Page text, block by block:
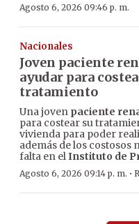
Agosto 6, 2026 09:46 p. m.
Nacionales
Joven paciente
ayudar para
tratamiento
Una joven paciente
para costear su
vivienda para poder
además de los costosos
falta en elInstituto de
Agosto 6, 2026 09:14 p. m. ·